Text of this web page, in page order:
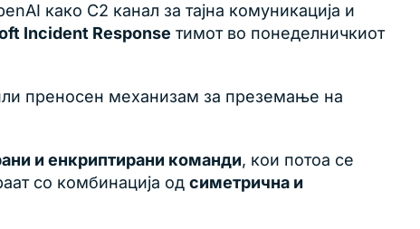
како C2 канал за тајна комуникација и
Incident Response тимот во понеделничкиот
преносен механизам за преземање на
и енкриптирани команди, кои потоа се
со комбинација од симетрична и